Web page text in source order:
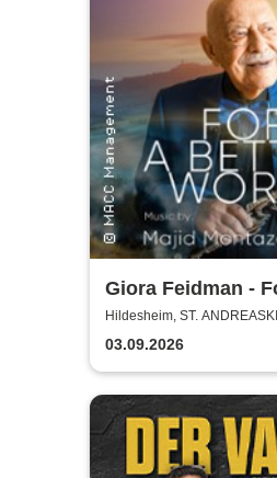
Giora Feidman -
World
Hildesheim, ST.
03.09.2026